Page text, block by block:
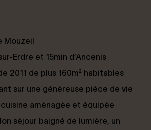
Mouzeil
Erdre et 15min d’Ancenis
2011 de plus 160m² habitables
sur une généreuse pièce de vie
cuisine aménagée et équipée
séjour baigné de lumière, un